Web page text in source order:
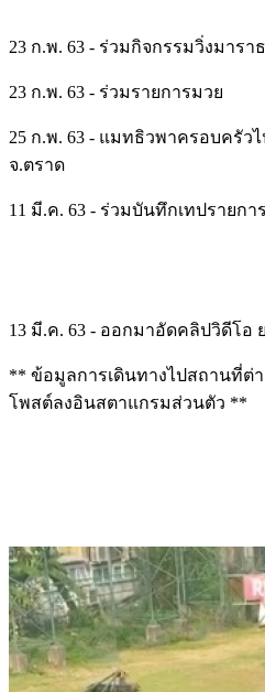
23 ก.พ. 63 - ร่วมกิจกรรมวิ่งมารา
23 ก.พ. 63 - ร่วมรายการมวย
25 ก.พ. 63 - แมทธิวพาครอบครัวไ
จ.ตราด
11 มี.ค. 63 - ร่วมบันทึกเทปรายกา
13 มี.ค. 63 - ออกมาอัดคลิปวิดีโอ
** ข้อมูลการเดินทางไปสถานที่ต่
โพสต์ลงอินสตาแกรมส่วนตัว **